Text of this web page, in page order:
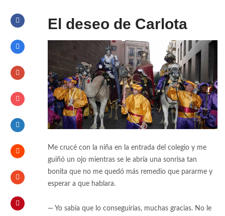
El deseo de Carlota
Me crucé con la niña en la entrada del colegio y me
guiñó un ojo mientras se le abría una sonrisa tan
bonita que no me quedó más remedio que pararme y
esperar a que hablara.
— Yo sabía que lo conseguirías, muchas gracias. No le